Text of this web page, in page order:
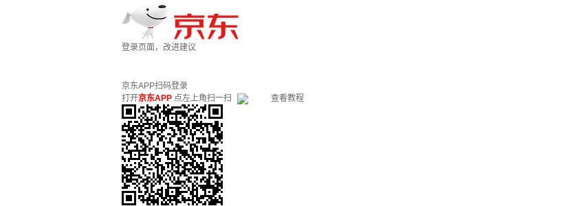
登录页面，改进建议
京东APP扫码登录
打开京东APP 点左上角扫一扫 查看教程